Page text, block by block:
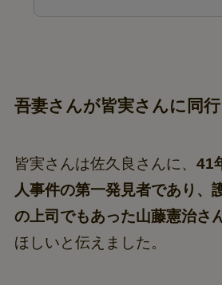
吾妻さんが皆実さんに同行
皆実さんは佐久良さんに、 41
人事件の第一発見者であり、
の上司でもあった山藤憲治さ
ほしいと伝えました。